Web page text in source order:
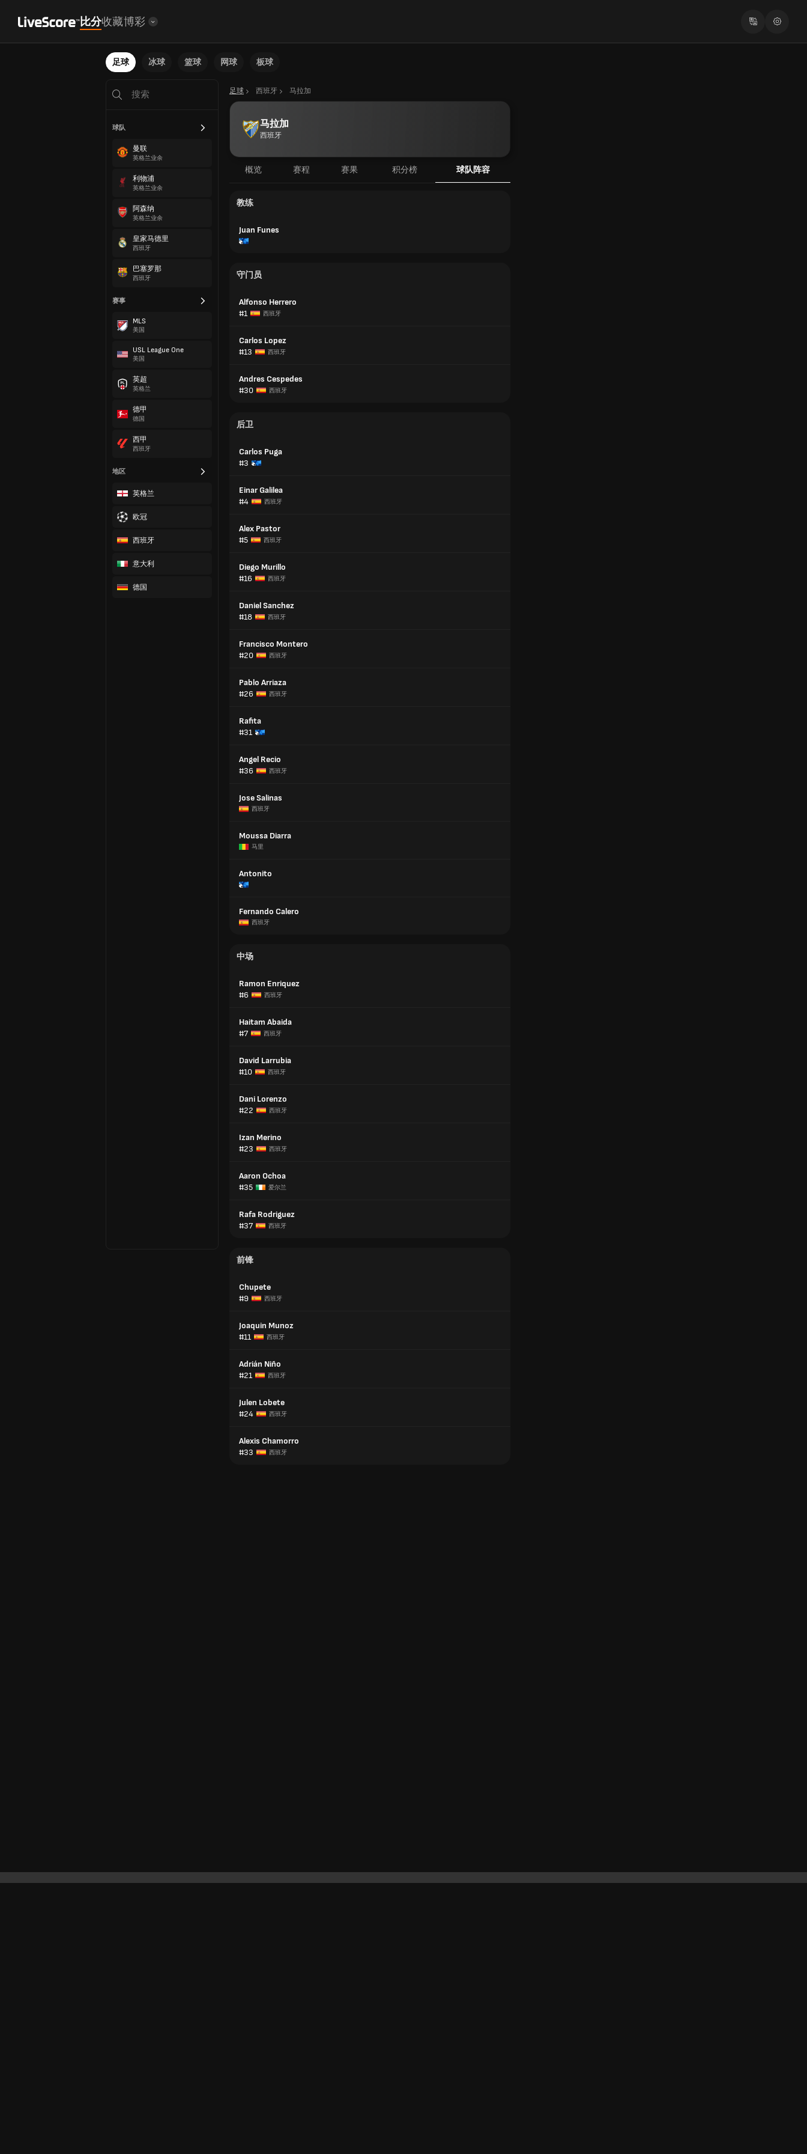
比分收藏博彩
足球 冰球 篮球 网球 板球
球队
曼联
英格兰业余
利物浦
英格兰业余
阿森纳
英格兰业余
皇家马德里
西班牙
巴塞罗那
西班牙
赛事
MLS
美国
USL League One
美国
英超
英格兰
德甲
德国
西甲
西班牙
地区
英格兰
欧冠
西班牙
意大利
德国
足球 西班牙 马拉加
马拉加
西班牙
概览 赛程 赛果 积分榜 球队阵容
教练
Juan Funes
守门员
Alfonso Herrero
#1
西班牙
Carlos Lopez
#13
西班牙
Andres Cespedes
#30
西班牙
后卫
Carlos Puga
#3
Einar Galilea
#4
西班牙
Alex Pastor
#5
西班牙
Diego Murillo
#16
西班牙
Daniel Sanchez
#18
西班牙
Francisco Montero
#20
西班牙
Pablo Arriaza
#26
西班牙
Rafita
#31
Angel Recio
#36
西班牙
Jose Salinas
西班牙
Moussa Diarra
马里
Antonito
Fernando Calero
西班牙
中场
Ramon Enriquez
#6
西班牙
Haitam Abaida
#7
西班牙
David Larrubia
#10
西班牙
Dani Lorenzo
#22
西班牙
Izan Merino
#23
西班牙
Aaron Ochoa
#35
爱尔兰
Rafa Rodriguez
#37
西班牙
前锋
Chupete
#9
西班牙
Joaquin Munoz
#11
西班牙
Adrián Niño
#21
西班牙
Julen Lobete
#24
西班牙
Alexis Chamorro
#33
西班牙